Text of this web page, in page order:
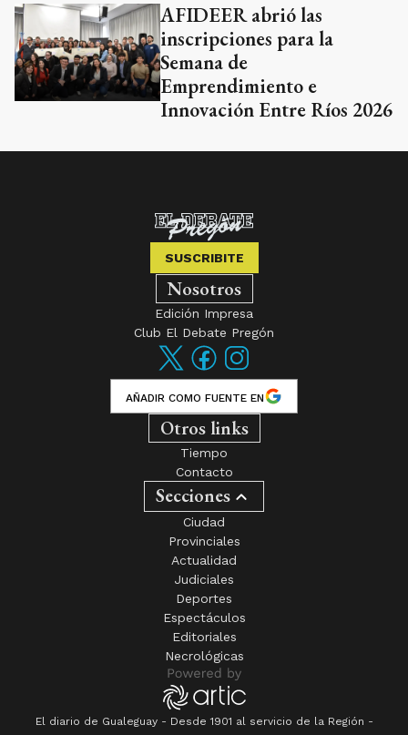
AFIDEER abrió las
inscripciones para la
Semana de
Emprendimiento e
Innovación Entre Ríos 2026
SUSCRIBITE
Nosotros
Edición Impresa
Club El Debate Pregón
AÑADIR COMO FUENTE EN
Otros links
Tiempo
Contacto
Secciones
Ciudad
Provinciales
Actualidad
Judiciales
Deportes
Espectáculos
Editoriales
Necrológicas
El diario de Gualeguay - Desde 1901 al servicio de la Región -